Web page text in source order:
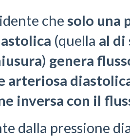
che solo una
(quella al di
) genera
arteriosa
inversa con il
dalla pressione